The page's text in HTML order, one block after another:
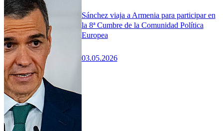
Sánchez viaja a Armenia para participar en
la 8ª Cumbre de la Comunidad Política
Europea
03.05.2026